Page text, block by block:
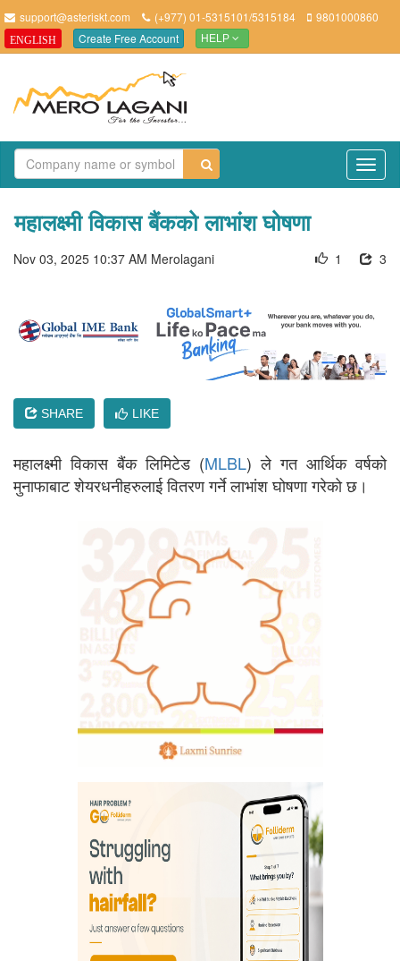
support@asteriskt.com (+977) 01-5315101/5315184 9801000860
ENGLISH Create Free Account HELP
महालक्ष्मी विकास बैंकको लाभांश घोषणा
Nov 03, 2025 10:37 AM Merolagani 3
1
SHARE LIKE
महालक्ष्मी विकास बैंक लिमिटेड (MLBL) ले गत आर्थिक वर्षको
मुनाफाबाट शेयरधनीहरुलाई वितरण गर्ने लाभांश घोषणा गरेको छ।